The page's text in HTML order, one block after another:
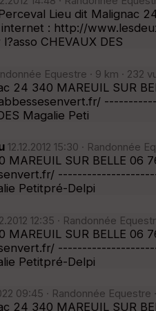
Lieu dit Malignac
internet : http://
CHEVAUX DES
Equestre · 9 km · 232
24 340 MAREUIL SUR
Magalie Peti
12.12.2012 15:30 · Randonnée
SUR BELLE
Petitpré-Delpi
12:35 · Randonnée
SUR BELLE
Petitpré-Delpi
09:45 · Randonnée Equestre
24 340 MAREUIL SUR